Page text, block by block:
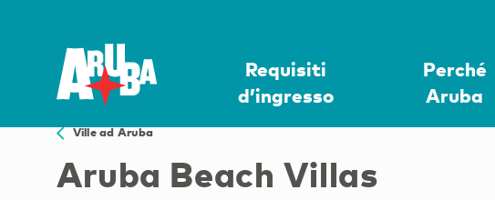
Requisiti
d’ingresso
Perché
Aruba
Ville ad Aruba
Aruba Beach Villas